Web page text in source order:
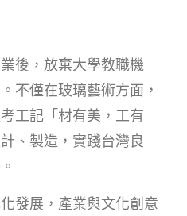
後，放棄大學教職機
不僅在玻璃藝術方面，
工記「材有美，工有
、製造，實踐台灣良
發展，產業與文化創意